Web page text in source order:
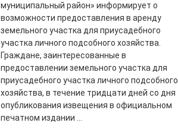
муниципальный район» информирует о
возможности предоставления в аренду
земельного участка для приусадебного
участка личного подсобного хозяйства.
Граждане, заинтересованные в
предоставлении земельного участка для
приусадебного участка личного подсобного
хозяйства, в течение тридцати дней со дня
опубликования извещения в официальном
печатном издании …